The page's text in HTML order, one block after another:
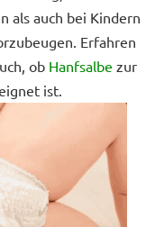
als auch bei Kindern
Erfahren
ob Hanfsalbe zur
ist.